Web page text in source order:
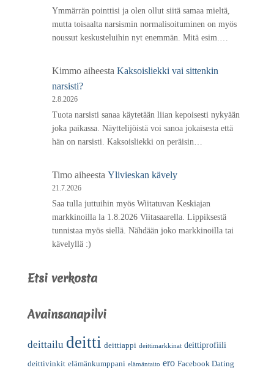
Ymmärrän pointtisi ja olen ollut siitä samaa mieltä,
mutta toisaalta narsismin normalisoituminen on myös
noussut keskusteluihin nyt enemmän. Mitä esim.…
Kimmo aiheesta Kaksoisliekki vai sittenkin
narsisti?
2.8.2026
Tuota narsisti sanaa käytetään liian kepoisesti nykyään
joka paikassa. Näyttelijöistä voi sanoa jokaisesta että
hän on narsisti. Kaksoisliekki on peräisin…
Timo aiheesta Ylivieskan kävely
21.7.2026
Saa tulla juttuihin myös Wiitatuvan Keskiajan
markkinoilla la 1.8.2026 Viitasaarella. Lippiksestä
tunnistaa myös siellä. Nähdään joko markkinoilla tai
kävelyllä :)
Etsi verkosta
Avainsanapilvi
deittailu deitti deittiappi deittimarkkinat deittiprofiili
deittivinkit elämänkumppani elämäntaito ero Facebook Dating